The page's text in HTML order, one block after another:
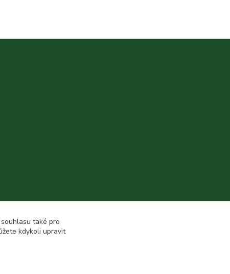
také pro
kdykoli upravit